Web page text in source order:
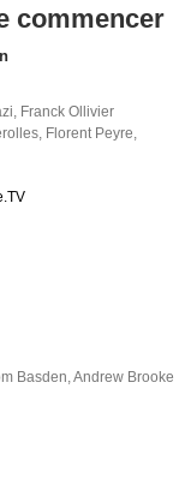
commencer
Franck Ollivier
Florent Peyre
Basden,Andrew Brooke